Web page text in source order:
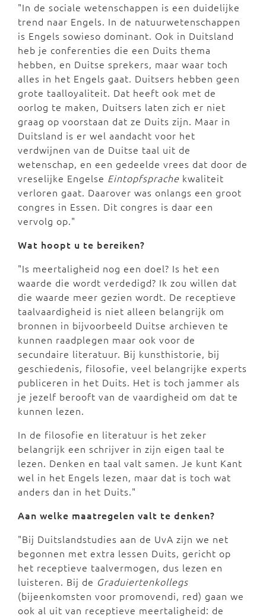
"In de sociale wetenschappen is een duidelijke
trend naar Engels. In de natuurwetenschappen
is Engels sowieso dominant. Ook in Duitsland
heb je conferenties die een Duits thema
hebben, en Duitse sprekers, maar waar toch
alles in het Engels gaat. Duitsers hebben geen
grote taalloyaliteit. Dat heeft ook met de
oorlog te maken, Duitsers laten zich er niet
graag op voorstaan dat ze Duits zijn. Maar in
Duitsland is er wel aandacht voor het
verdwijnen van de Duitse taal uit de
wetenschap, en een gedeelde vrees dat door de
vreselijke Engelse Eintopfsprache kwaliteit
verloren gaat. Daarover was onlangs een groot
congres in Essen. Dit congres is daar een
vervolg op."
Wat hoopt u te bereiken?
"Is meertaligheid nog een doel? Is het een
waarde die wordt verdedigd? Ik zou willen dat
die waarde meer gezien wordt. De receptieve
taalvaardigheid is niet alleen belangrijk om
bronnen in bijvoorbeeld Duitse archieven te
kunnen raadplegen maar ook voor de
secundaire literatuur. Bij kunsthistorie, bij
geschiedenis, filosofie, veel belangrijke experts
publiceren in het Duits. Het is toch jammer als
je jezelf berooft van de vaardigheid om dat te
kunnen lezen.
In de filosofie en literatuur is het zeker
belangrijk een schrijver in zijn eigen taal te
lezen. Denken en taal valt samen. Je kunt Kant
wel in het Engels lezen, maar dat is toch wat
anders dan in het Duits."
Aan welke maatregelen valt te denken?
"Bij Duitslandstudies aan de UvA zijn we net
begonnen met extra lessen Duits, gericht op
het receptieve taalvermogen, dus lezen en
luisteren. Bij de Graduiertenkollegs
(bijeenkomsten voor promovendi, red) gaan we
ook al uit van receptieve meertaligheid: de